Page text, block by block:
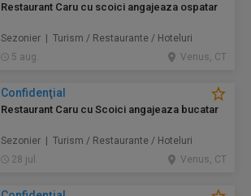
Restaurant Caru cu scoici angajeaza ospatar
Sezonier | Turism / Restaurante / Hoteluri
5 aug.
Venus, CT
Confidenţial
Restaurant Caru cu Scoici angajeaza bucatar
Sezonier | Turism / Restaurante / Hoteluri
28 jul.
Venus, CT